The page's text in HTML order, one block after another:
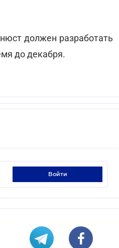
должен разработать
до декабря.
войти